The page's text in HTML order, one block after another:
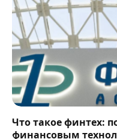
Что такое финтех:
финансовым